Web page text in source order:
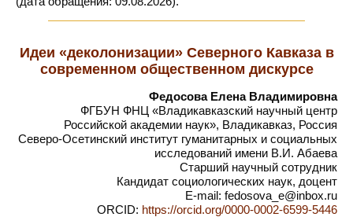
Идеи «деколонизации» Северного Кавказа в
современном общественном дискурсе
Федосова Елена Владимировна
ФГБУН ФНЦ «Владикавказский научный центр
Российской академии наук», Владикавказ, Россия
Северо-Осетинский институт гуманитарных и социальных
исследований имени В.И. Абаева
Старший научный сотрудник
Кандидат социологических наук, доцент
E-mail: fedosova_e@inbox.ru
ORCID: https://orcid.org/0000-0002-6599-5446